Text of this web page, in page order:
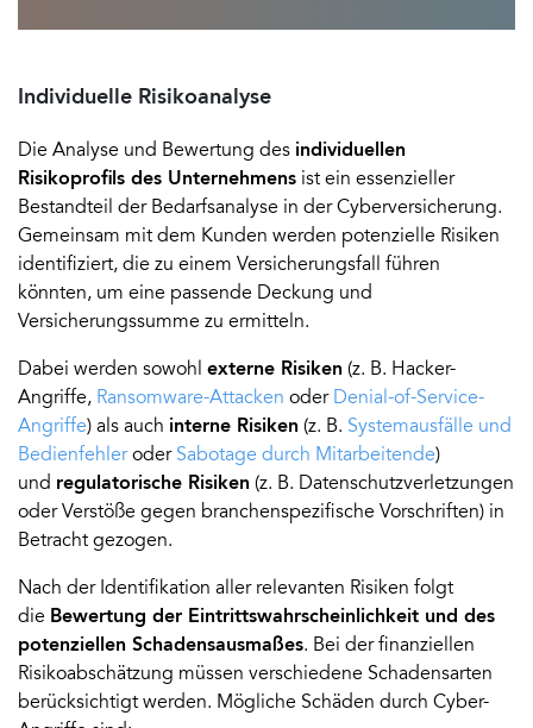
Individuelle Risikoanalyse
Die Analyse und Bewertung des individuellen
Risikoprofils des Unternehmens ist ein essenzieller
Bestandteil der Bedarfsanalyse in der Cyberversicherung.
Gemeinsam mit dem Kunden werden potenzielle Risiken
identifiziert, die zu einem Versicherungsfall führen
könnten, um eine passende Deckung und
Versicherungssumme zu ermitteln.
Dabei werden sowohl externe Risiken (z. B. Hacker-
Angriffe, Ransomware-Attacken oder Denial-of-Service-
Angriffe) als auch interne Risiken (z. B. Systemausfälle und
Bedienfehleroder Sabotage durch Mitarbeitende)
und regulatorische Risiken (z. B. Datenschutzverletzungen
oder Verstöße gegen branchenspezifische Vorschriften) in
Betracht gezogen.
Nach der Identifikation aller relevanten Risiken folgt
die Bewertung der Eintrittswahrscheinlichkeit und des
potenziellen Schadensausmaßes. Bei der finanziellen
Risikoabschätzung müssen verschiedene Schadensarten
berücksichtigt werden. Mögliche Schäden durch Cyber-